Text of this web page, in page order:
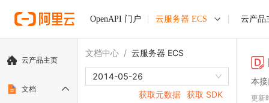
OpenAPI 门户 云服务器 ECS 云产品
云产品主页
文档
文档中心 / 云服务器 ECS
2014-05-26
获取元数据 获取 SDK
本
更新